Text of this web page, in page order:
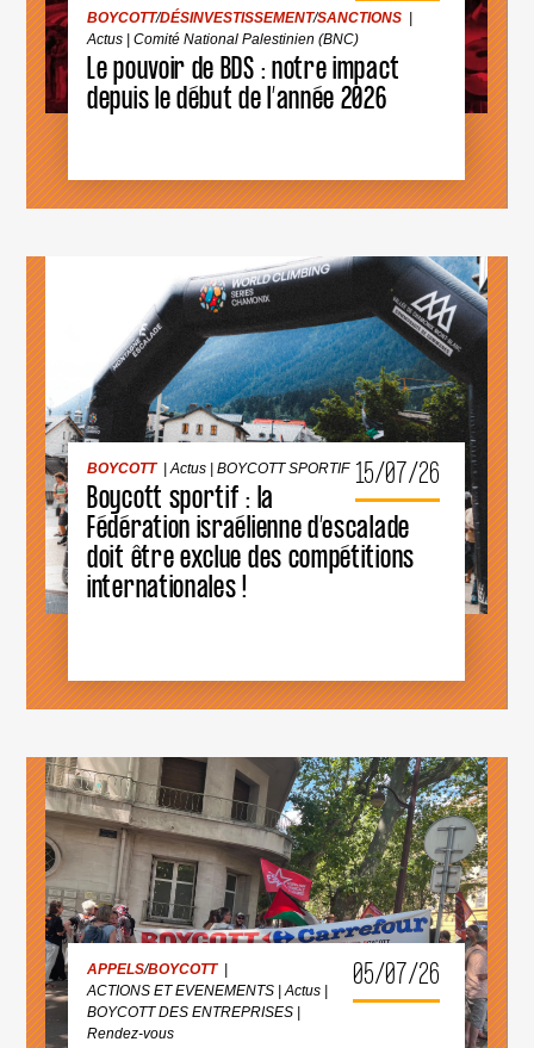
BOYCOTT/DÉSINVESTISSEMENT/SANCTIONS
Actus |Comité National Palestinien (BNC)
Le pouvoir de BDS : notre impact
depuis le début de l’année 2026
DE
BDS
:
NOTRE
IMPACT
DEPUIS
LE
2026
15/07/26
BOYCOTT |Actus |BOYCOTT SPORTIF
Boycott sportif : la
Fédération israélienne d’escalade
doit être exclue des compétitions
internationales !
BOYCOTT SPORTIF
BOYCOTT
SPORTIF
:
LA
ÊTRE
EXCLUE
INTERNATIONALES
!
05/07/26
APPELS/BOYCOTT
ACTIONS ET EVENEMENTS |Actus
BOYCOTT DES ENTREPRISES
Rendez-vous
APPELS/BOYCOTT
|
ACTIONS ET EVENEMENTS
Actus|
BOYCOTT DES ENTREPRISES
|Rendez-vous
RASSEMBLEMENT